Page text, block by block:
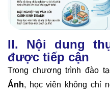
II. Nội dung
được tiếp cận
Trong chương trình đào
Ánh, học viên không chỉ